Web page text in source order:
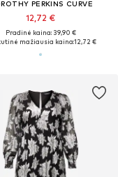
PERKINS CURVE
12,72 €
Pradinė kaina: 39,90 €
mažiausia kaina:12,72 €